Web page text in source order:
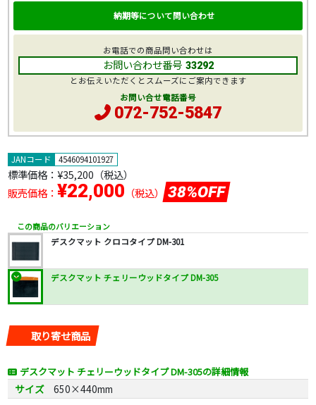
JANコード 4546094101927
標準価格： ¥35,200 （税込）
販売価格： ¥22,000 （税込） 38%OFF
この商品のバリエーション
デスクマット クロコタイプ DM-301
デスクマット チェリーウッドタイプ DM-305
取り寄せ商品
デスクマット チェリーウッドタイプ DM-305の詳細情報
サイズ 650×440mm
納期等について問い合わせ
お電話での商品問い合わせは
お問い合わせ番号 33292
とお伝えいただくとスムーズにご案内できます
お問い合せ電話番号
072-752-5847